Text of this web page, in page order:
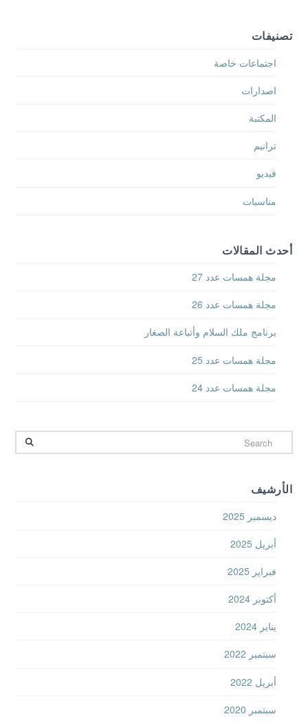
تصنيفات
اجتماعات خاصة
اصدارات
المكتبة
ترانيم
فيديو
مناسبات
أحدث المقالات
مجلة همسات عدد 27
مجلة همسات عدد 26
برنامج ملك السلام وأتباعة الصغار
مجلة همسات عدد 25
مجلة همسات عدد 24
Search
الأرشيف
ديسمبر 2025
أبريل 2025
فبراير 2025
أكتوبر 2024
يناير 2024
سبتمبر 2022
أبريل 2022
سبتمبر 2020